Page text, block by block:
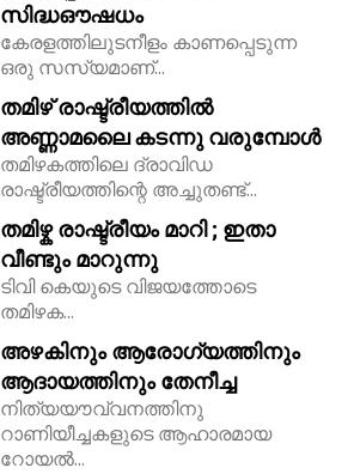
സിദ്ധഔഷധം
കേരളത്തിലുടനീളം കാണപ്പെടുന്ന
ഒരു സസ്യമാണ്...
തമിഴ് രാഷ്ട്രീയത്തിൽ
അണ്ണാമലൈ കടന്നു വരുമ്പോൾ
തമിഴകത്തിലെ ദ്രാവിഡ
രാഷ്ട്രീയത്തിന്റെ അച്ചുതണ്ട്...
തമിഴ്ക രാഷ്ട്രീയം മാറി ; ഇതാ
വീണ്ടും മാറുന്നു
ടിവി കെയുടെ വിജയത്തോടെ
തമിഴക...
അഴകിനും ആരോഗ്യത്തിനും
ആദായത്തിനും തേനീച്ച
നിത്യയൗവ്വനത്തിനു
റാണിയീച്ചകളുടെ ആഹാരമായ
റോയല്‍...